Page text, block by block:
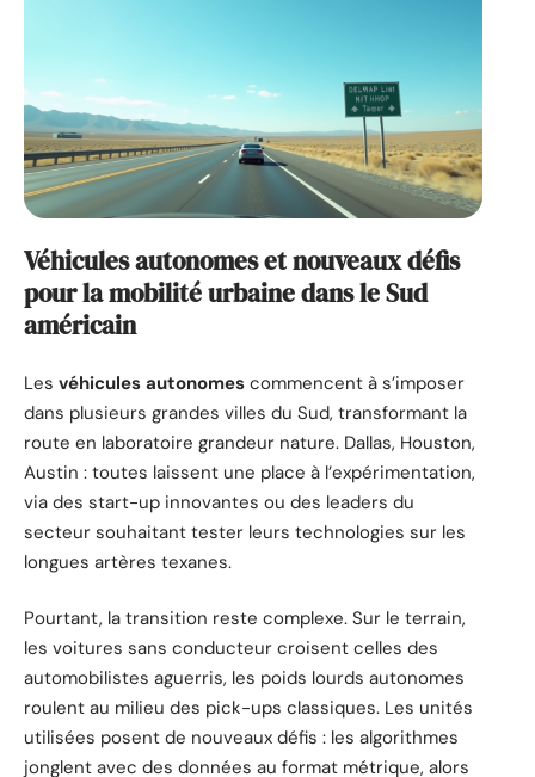
Véhicules autonomes et nouveaux défis
pour la mobilité urbaine dans le Sud
américain
Les véhicules autonomes commencent à s’imposer
dans plusieurs grandes villes du Sud, transformant la
route en laboratoire grandeur nature. Dallas, Houston,
Austin : toutes laissent une place à l’expérimentation,
via des start-up innovantes ou des leaders du
secteur souhaitant tester leurs technologies sur les
longues artères texanes.
Pourtant, la transition reste complexe. Sur le terrain,
les voitures sans conducteur croisent celles des
automobilistes aguerris, les poids lourds autonomes
roulent au milieu des pick-ups classiques. Les unités
utilisées posent de nouveaux défis : les algorithmes
jonglent avec des données au format métrique, alors